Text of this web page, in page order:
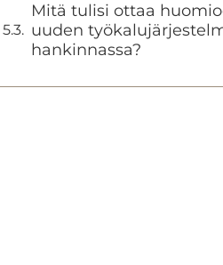
Mitä tulisi ottaa
uuden
hankinnassa?